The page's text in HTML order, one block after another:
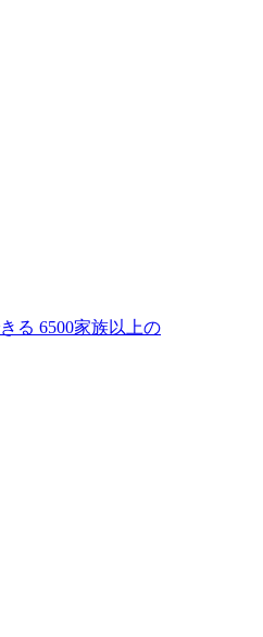
る 6500家族以上の